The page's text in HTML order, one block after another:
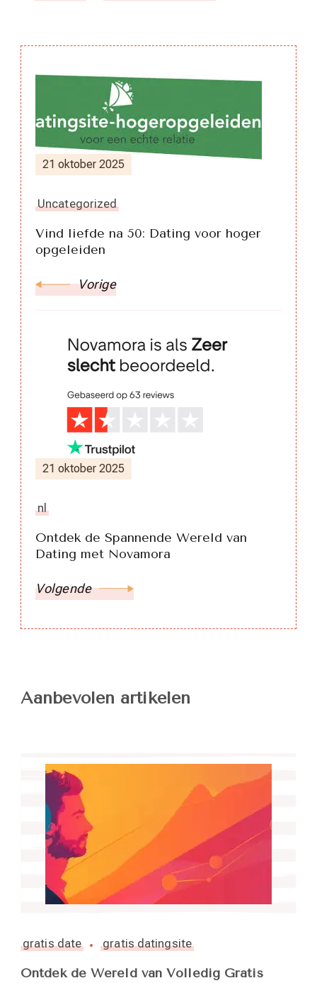
Berichtnavigatie
21 oktober 2025
Uncategorized
Vind liefde na 50: Dating voor hoger
opgeleiden
Vorige
21 oktober 2025
nl
Ontdek de Spannende Wereld van
Dating met Novamora
Volgende
Aanbevolen artikelen
gratis date gratis datingsite
Ontdek de Wereld van Volledig Gratis